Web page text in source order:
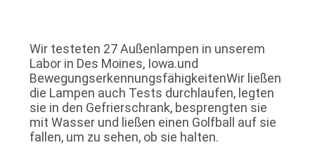
Wir testeten 27 Außenlampen in unserem
Labor in Des Moines, Iowa.und
BewegungserkennungsfähigkeitenWir ließen
die Lampen auch Tests durchlaufen, legten
sie in den Gefrierschrank, besprengten sie
mit Wasser und ließen einen Golfball auf sie
fallen, um zu sehen, ob sie halten.